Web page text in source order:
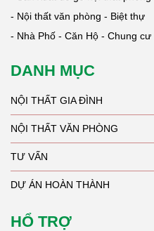
- Nội thất văn phòng - Biệt thự
- Nhà Phố - Căn Hộ - Chung cư
DANH MỤC
NỘI THẤT GIA ĐÌNH
NỘI THẤT VĂN PHÒNG
TƯ VẤN
DỰ ÁN HOÀN THÀNH
HỔ TRỢ